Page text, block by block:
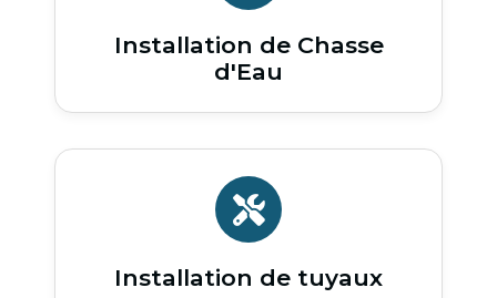
Installation de Chasse
d'Eau
Installation de tuyaux